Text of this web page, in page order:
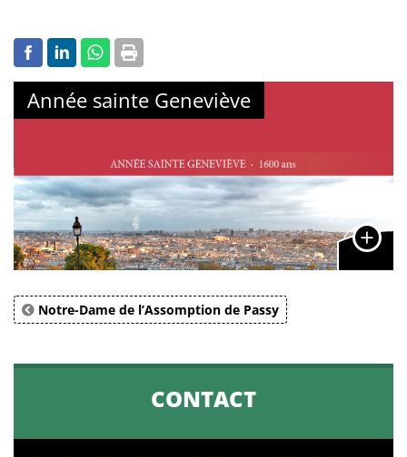
Année sainte Geneviève
Notre-Dame de l’Assomption de Passy
CONTACT